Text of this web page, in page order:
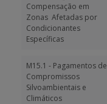
Compensação em
Zonas Afetadas por
Condicionantes
Específicas
M15.1 - Pagamentos de
Compromissos
Silvoambientais e
Climáticos